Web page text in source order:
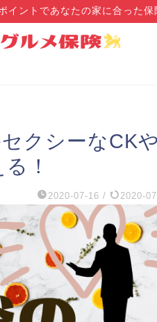
イントであなたの家に合った保
クシーなCKや
！
2020-07-16 / 2020-